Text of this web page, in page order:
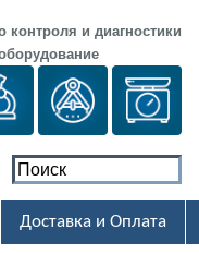
и диагностики
Доставка и Оплата